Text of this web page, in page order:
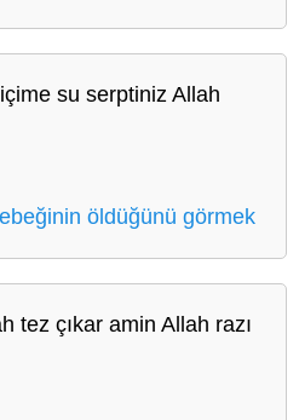
su serptiniz Allah
öldüğünü görmek
tez çıkar amin Allah razı